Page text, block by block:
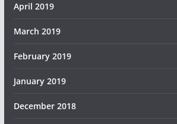
April 2019
March 2019
February 2019
January 2019
December 2018